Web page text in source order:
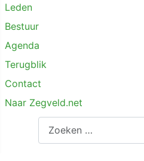
Leden
Bestuur
Agenda
Terugblik
Contact
Naar Zegveld.net